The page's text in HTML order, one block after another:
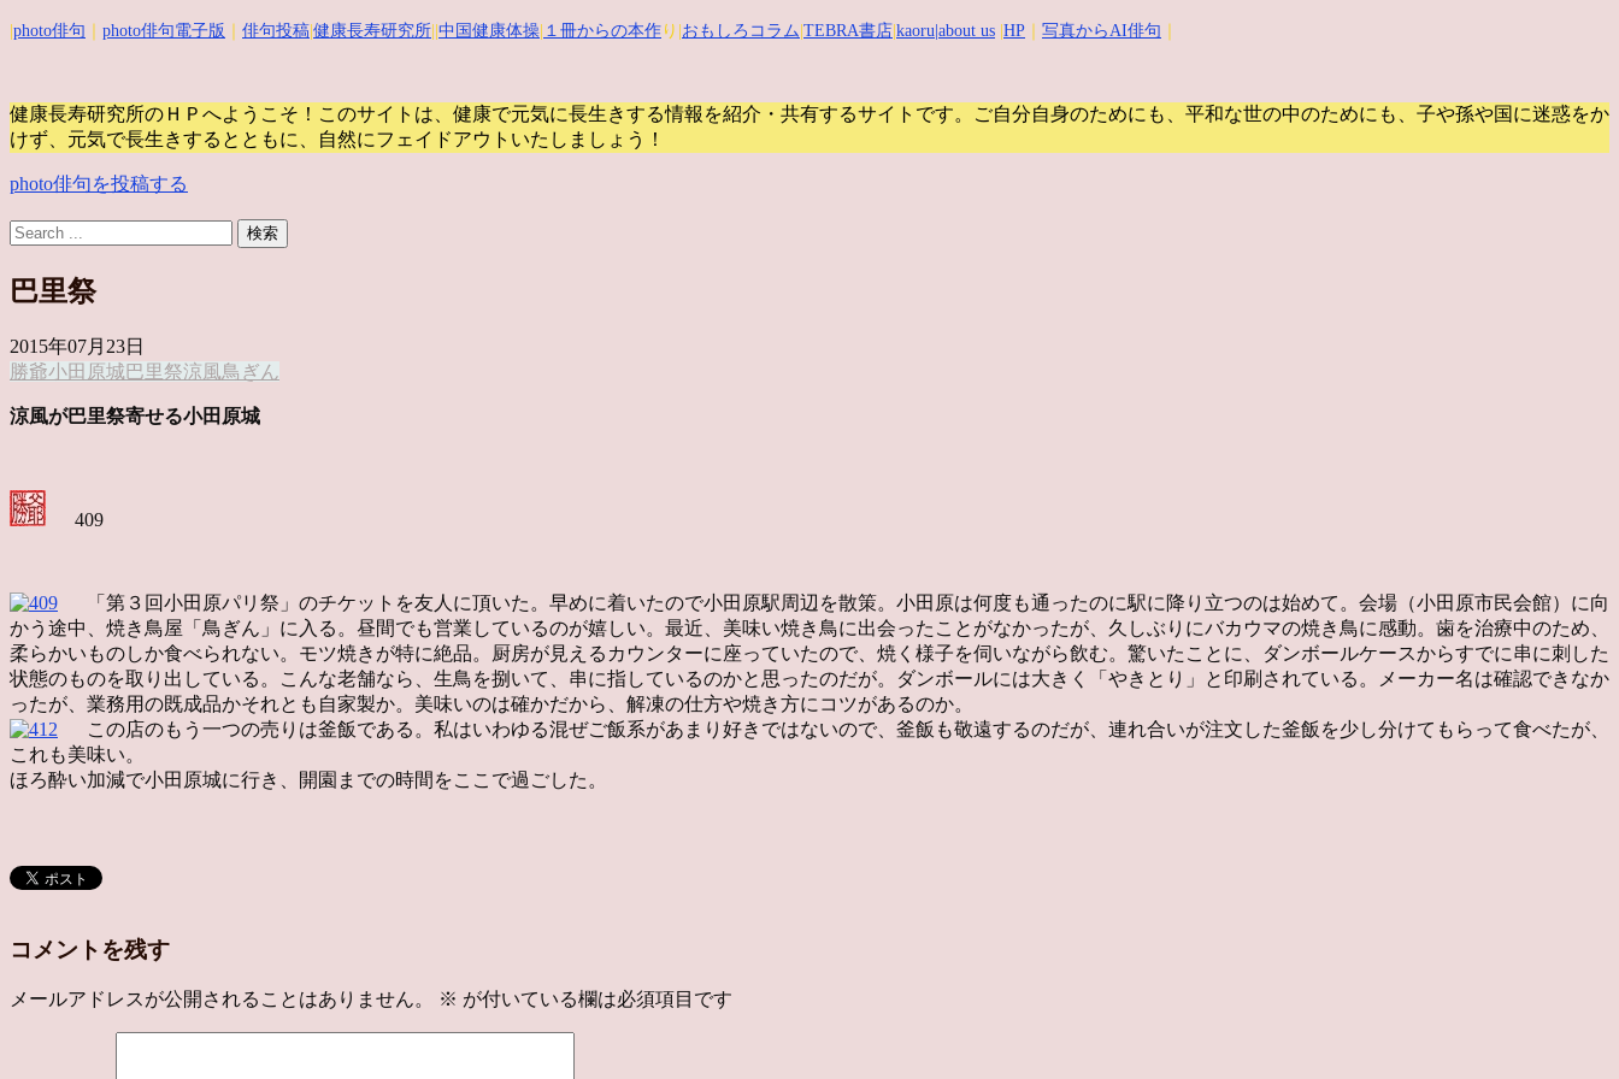
photo俳句 photo俳句電子版 俳句投稿 健康長寿研究所 中国健康体操 １冊からの本作 り| おもしろコラム TEBRA書店 kaoru |about us HP 写真からAI俳句
健康長寿研究所のＨＰへようこそ！このサイトは、健康で元気に長生きする情報を紹介・共有するサイトです。
ご自分自身のためにも、平和な世の中のためにも、子や孫や国に迷惑をか
けず、元気で長生きするとともに、自然にフェイドアウトいたしましょう！
photo俳句を投稿する
巴里祭
2015年07月23日
勝爺小田原城巴里祭涼風鳥ぎん
涼風が巴里祭寄せる小田原城
409
「第３回小田原パリ祭」のチケットを友人に頂いた。早めに着いたので小田原駅周辺を散策。小田原は何度も通ったのに駅に降り立つのは始めて。会場（小田原市民会館）に向
かう途中、焼き鳥屋「鳥ぎん」に入る。昼間でも営業しているのが嬉しい。最近、美味い焼き鳥に出会ったことがなかったが、久しぶりにバカウマの焼き鳥に感動。歯を治療中のため、
柔らかいものしか食べられない。モツ焼きが特に絶品。厨房が見えるカウンターに座っていたので、焼く様子を伺いながら飲む。驚いたことに、ダンボールケースからすでに串に刺した
状態のものを取り出している。こんな老舗なら、生鳥を捌いて、串に指しているのかと思ったのだが。ダンボールには大きく「やきとり」と印刷されている。メーカー名は確認できなか
ったが、業務用の既成品かそれとも自家製か。美味いのは確かだから、解凍の仕方や焼き方にコツがあるのか。
この店のもう一つの売りは釜飯である。私はいわゆる混ぜご飯系があまり好きではないので、釜飯も敬遠するのだが、連れ合いが注文した釜飯を少し分けてもらって食べたが、
これも美味い。
ほろ酔い加減で小田原城に行き、開園までの時間をここで過ごした。
コメントを残す
メールアドレスが公開されることはありません。 ※ が付いている欄は必須項目です